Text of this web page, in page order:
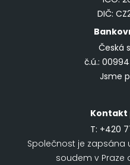
DIČ:
Česká
č.ú.:
Jsme
Kontakt
T: +420
Společnost je zapsána
soudem v Praze